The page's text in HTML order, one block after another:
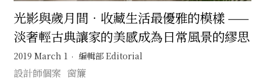
光影與歲月間．收藏生活最優雅的模樣 ——
淡奢輕古典讓家的美感成為日常風景的繆思
2019 March 1 編輯部 Editorial
設計師個案 窗簾